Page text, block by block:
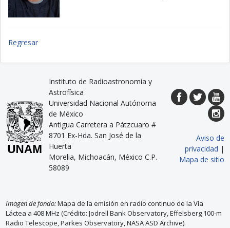
Regresar
Instituto de Radioastronomía y
Astrofísica
Universidad Nacional Autónoma
de México
Antigua Carretera a Pátzcuaro #
8701 Ex-Hda. San José de la
Huerta
Morelia, Michoacán, México C.P.
58089
Aviso de
privacidad |
Mapa de sitio
Imagen de fondo:Mapa de la emisión en radio continuo de la Vía
Láctea a 408 MHz (Crédito: Jodrell Bank Observatory, Effelsberg 100-m
Radio Telescope, Parkes Observatory, NASA ASD Archive).